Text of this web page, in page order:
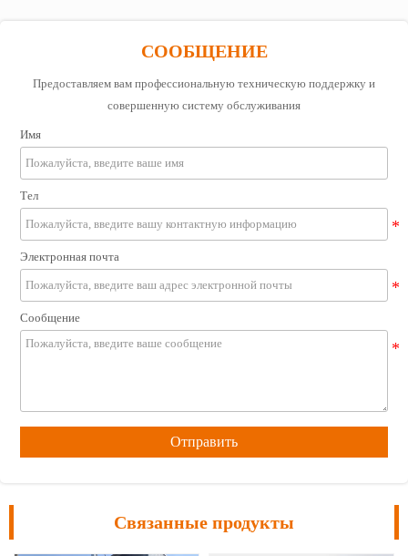
СООБЩЕНИЕ
Предоставляем вам профессиональную техническую поддержку и
совершенную систему обслуживания
Имя
Тел
Электронная почта
Сообщение
Отправить
Связанные продукты